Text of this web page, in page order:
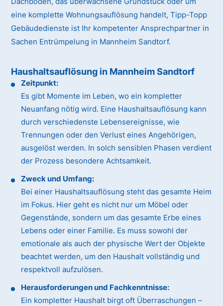
eine komplette Wohnungsauflösung handelt, Tipp-Topp
Gebäudedienste ist Ihr kompetenter Ansprechpartner in
Sachen Entrümpelung in Mannheim Sandtorf.
Haushaltsauflösung in Mannheim Sandtorf
Zeitpunkt:
Es gibt Momente im Leben, wo ein kompletter
Neuanfang nötig wird. Eine Haushaltsauflösung kann
durch verschiedenste Lebensereignisse, wie
Trennungen oder den Verlust eines Angehörigen,
ausgelöst werden. In solch sensiblen Phasen verdient
der Prozess besondere Achtsamkeit.
Zweck und Umfang:
Bei einer Haushaltsauflösung steht das gesamte Heim
im Fokus. Hier geht es nicht nur um Möbel oder
Gegenstände, sondern um das gesamte Erbe eines
Lebens oder einer Familie. Es muss sowohl der
emotionale als auch der physische Wert der Objekte
beachtet werden, um den Haushalt vollständig und
respektvoll aufzulösen.
Herausforderungen und Fachkenntnisse:
Ein kompletter Haushalt birgt oft Überraschungen –